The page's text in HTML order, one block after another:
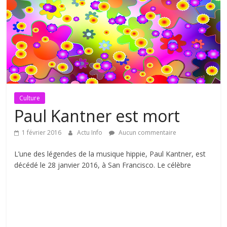
Culture
Paul Kantner est mort
1 février 2016 Actu Info Aucun commentaire
L’une des légendes de la musique hippie, Paul Kantner, est
décédé le 28 janvier 2016, à San Francisco. Le célèbre